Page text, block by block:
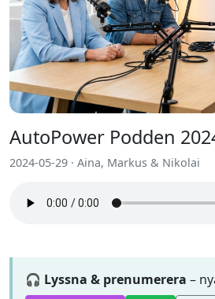
AutoPower Podden
2024-05-29 · Aina, Markus & Nikolai
🎧 Lyssna & prenumerera –